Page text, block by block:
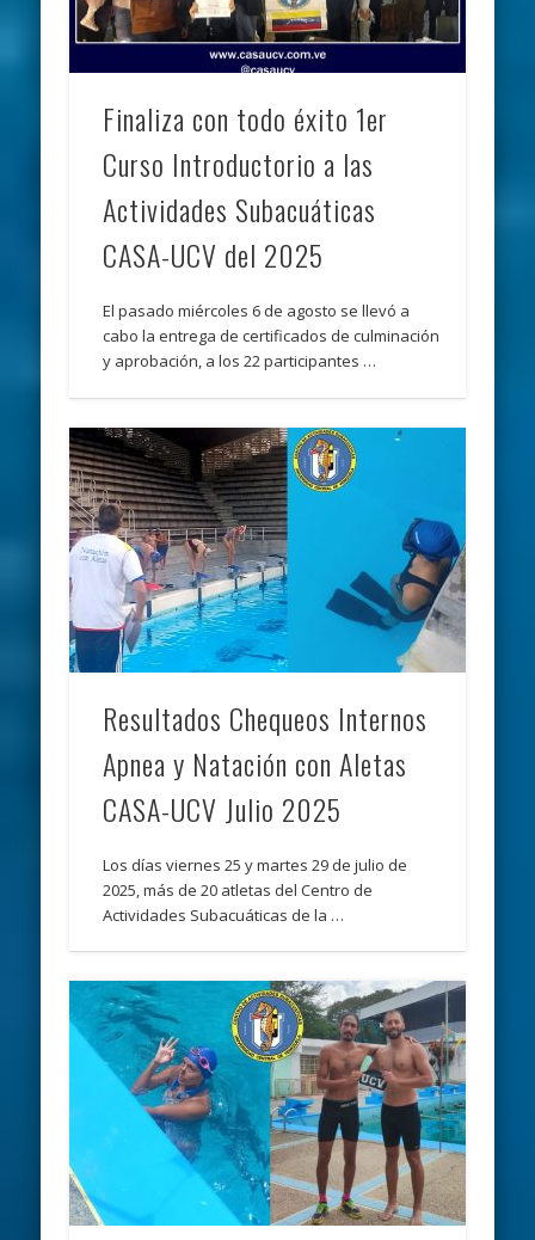
Finaliza con todo éxito 1er
Curso Introductorio a las
Actividades Subacuáticas
CASA-UCV del 2025
El pasado miércoles 6 de agosto se llevó a
cabo la entrega de certificados de culminación
y aprobación, a los 22 participantes …
Resultados Chequeos Internos
Apnea y Natación con Aletas
CASA-UCV Julio 2025
Los días viernes 25 y martes 29 de julio de
2025, más de 20 atletas del Centro de
Actividades Subacuáticas de la …